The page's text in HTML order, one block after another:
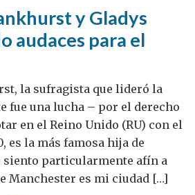
y Gladys
audaces para el
la sufragista que lideró la
fue una lucha – por el derecho
en el Reino Unido (RU) con el
es la más famosa hija de
siento particularmente afín a
Manchester es mi ciudad […]